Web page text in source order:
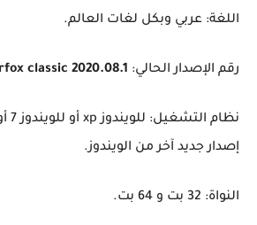
اللغة: عربي وبكل لغات العالم.
رقم الإصدار الحالي: classic 2020.08.1
إصدار جديد آخر من الويندوز.
النواة: 32 بت و 64 بت.